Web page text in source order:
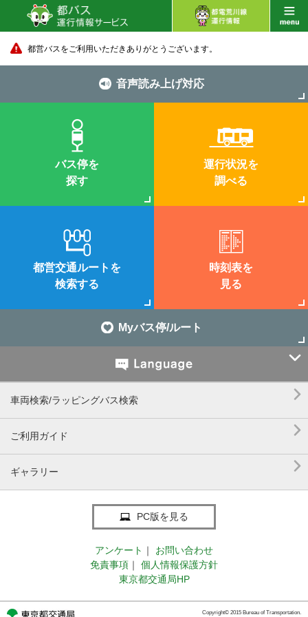
都営バスをご利用いただきありがとうございます。
音声読み上げ対応
バス停を
探す
運行状況を
調べる
都営交通ルートを
検索する
時刻表を
見る
Myバス停/ルート

車両検索/ラッピングバス検索 
ご利用ガイド 
ギャラリー 
PC版を見る
アンケート ｜
お問い合わせ
免責事項 ｜
個人情報保護方針
東京都交通局HP
Copyright© 2015 Bureau of Transportation.